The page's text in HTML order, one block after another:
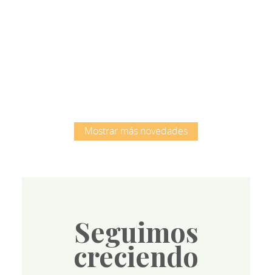
Mostrar más novedades
Seguimos
creciendo